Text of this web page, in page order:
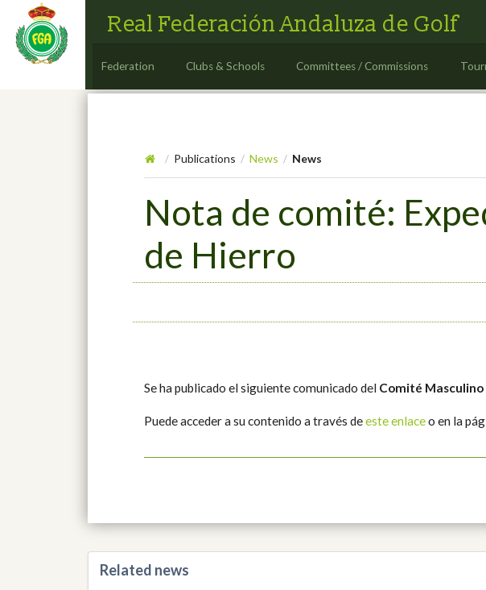
Real Federación Andaluza de Golf
Federation Clubs & Schools Committees / Commissions
/ Publications / News / News
Nota de comité:
de Hierro
Se ha publicado el siguiente comunicado del Comité Masculino
Puede acceder a su contenido a través deeste enlaceo en la
Related news